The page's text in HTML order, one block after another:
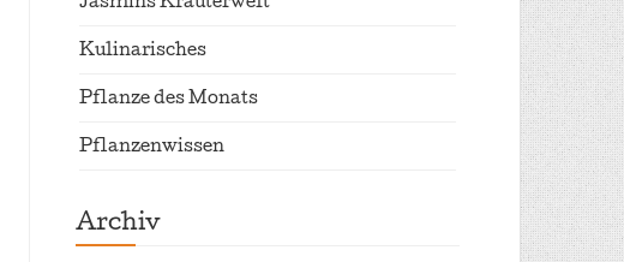
Jasmins Kräuterwelt
Kulinarisches
Pflanze des Monats
Pflanzenwissen
Archiv